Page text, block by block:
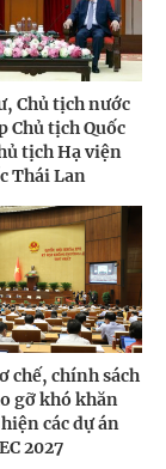
Chủ tịch nước
Chủ tịch Quốc
tịch Hạ viện
Thái Lan
chế, chính sách
gỡ khó khăn
các dự án
2027